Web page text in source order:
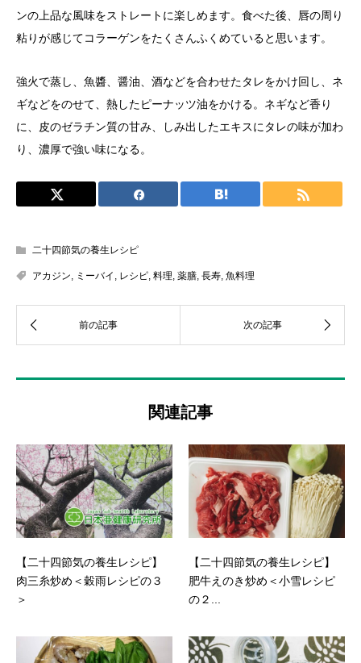
ンの上品な風味をストレートに楽しめます。食べた後、唇の周り
粘りが感じてコラーゲンをたくさんふくめていると思います。
強火で蒸し、魚醬、醤油、酒などを合わせたタレをかけ回し、ネ
ギなどをのせて、熱したピーナッツ油をかける。ネギなど香り
に、皮のゼラチン質の甘み、しみ出したエキスにタレの味が加わ
り、濃厚で強い味になる。
二十四節気の養生レシピ
アカジン, ミーバイ , レシピ, 料理, 薬膳, 長寿, 魚料理
関連記事
【二十四節気の養生レシピ】
肉三糸炒め＜穀雨レシピの３
＞
【二十四節気の養生レシピ】
肥牛えのき炒め＜小雪レシピ
の２...